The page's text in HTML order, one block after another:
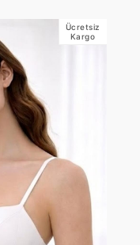
Ücretsiz
Kargo